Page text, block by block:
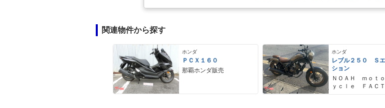
関連物件から探す
ホンダ
ＰＣＸ１６０
那覇ホンダ販売
ホンダ
レブル２５０ Ｓ
ション
ＮＯＡＨ ｍｏｔｏ
ｙｃｌｅ ＦＡＣＴ